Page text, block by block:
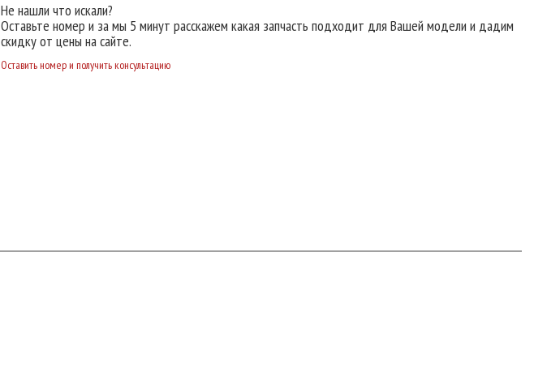
Не нашли что искали?
Оставьте номер и за мы 5 минут расскажем какая запчасть подходит для Вашей модели и дадим
скидку от цены на сайте.
Оставить номер и получить консультацию